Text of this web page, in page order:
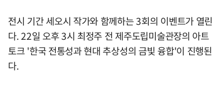
전시 기간 세오시 작가와 함께하는 3회의 이벤트가 열린
다. 22일 오후 3시 최정주 전 제주도립미술관장의 아트
토크 '한국 전통성과 현대 추상성의 금빛 융합'이 진행된
다.